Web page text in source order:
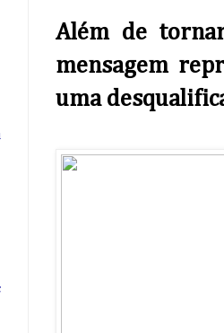
Além de
mensagem
uma